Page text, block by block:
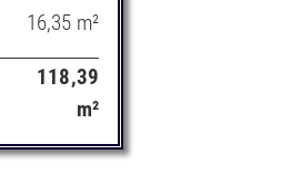
16,35 m²
118,39
m²